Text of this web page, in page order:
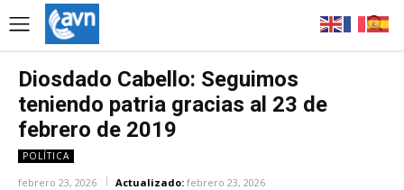
Diosdado Cabello: Seguimos
teniendo patria gracias al 23 de
febrero de 2019
POLÍTICA
febrero 23, 2026 Actualizado: febrero 23, 2026